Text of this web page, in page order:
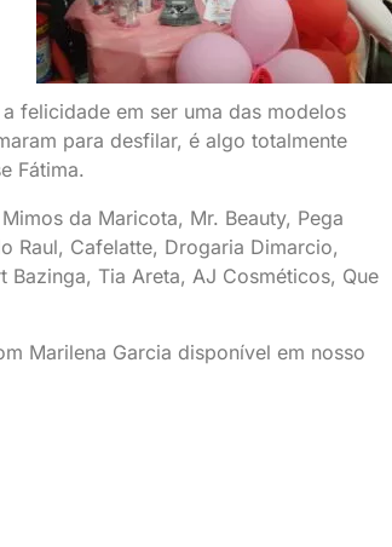
felicidade em ser uma das modelos
para desfilar, é algo totalmente
Fátima.
da Maricota, Mr. Beauty, Pega
Raul, Cafelatte, Drogaria Dimarcio,
Tia Areta, AJ Cosméticos, Que
Marilena Garcia disponível em nosso